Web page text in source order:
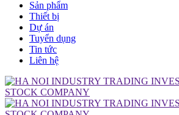
Sản phẩm
Thiết bị
Dự án
Tuyển dụng
Tin tức
Liên hệ